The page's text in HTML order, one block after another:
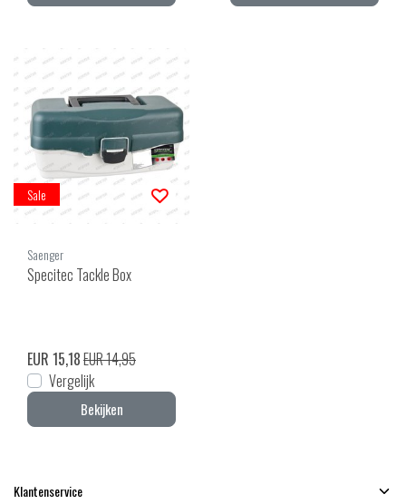
Sale
Saenger
Specitec Tackle Box
EUR 15,18EUR 14,95
Vergelijk
Bekijken
Klantenservice